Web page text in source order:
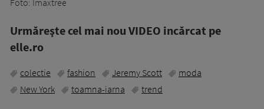
Foto: Imaxtree
Urmăreşte cel mai nou VIDEO incărcat pe
elle.ro
colectie fashion Jeremy Scott
moda
New York
toamna-iarna trend